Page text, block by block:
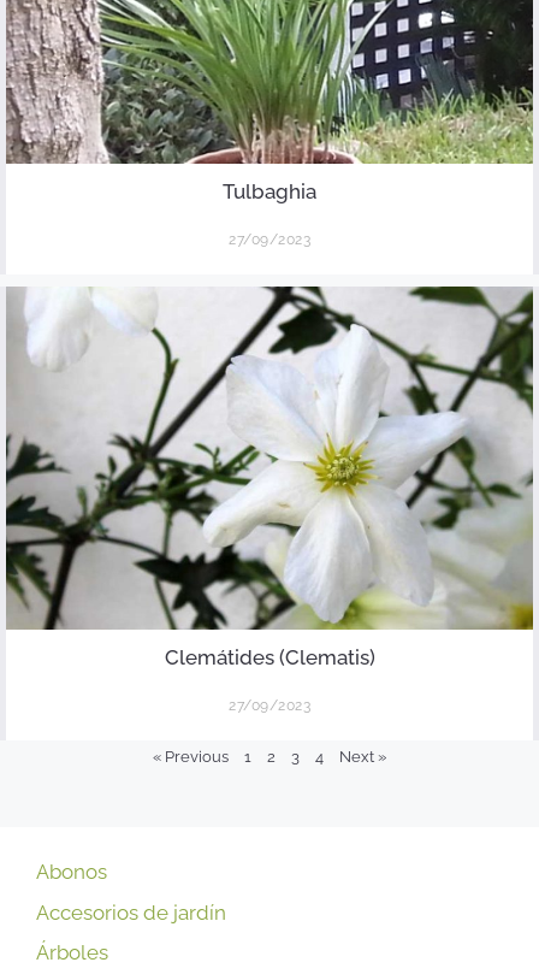
Tulbaghia
27/09/2023
Clemátides (Clematis)
27/09/2023
« Previous 1 2 3 4 Next »
Abonos
Accesorios de jardín
Árboles